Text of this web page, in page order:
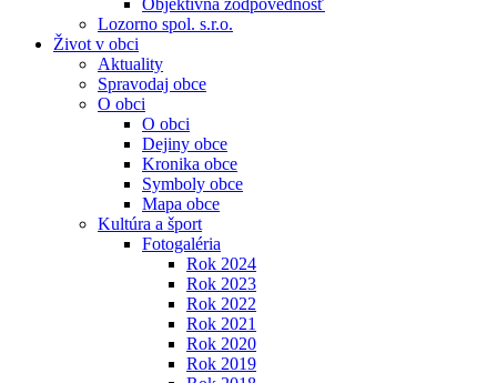
Objektívna zodpovednosť
Lozorno spol. s.r.o.
Život v obci
Aktuality
Spravodaj obce
O obci
O obci
Dejiny obce
Kronika obce
Symboly obce
Mapa obce
Kultúra a šport
Fotogaléria
Rok 2024
Rok 2023
Rok 2022
Rok 2021
Rok 2020
Rok 2019